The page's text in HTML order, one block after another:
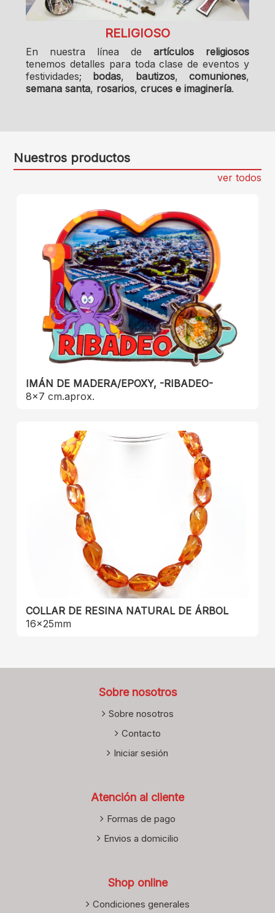
RELIGIOSO
En nuestra línea de artículos religiosos
tenemos detalles para toda clase de eventos y
festividades; bodas, bautizos, comuniones,
semana santa, rosarios,cruces e imaginería.
Nuestros productos
ver todos
IMÁN DE MADERA/EPOXY, -RIBADEO-
8x7 cm.aprox.
COLLAR DE RESINA NATURAL DE ÁRBOL
16x25mm
Sobre nosotros
Sobre nosotros
Contacto
Iniciar sesión
Atención al cliente
Formas de pago
Envios a domicilio
Shop online
Condiciones generales